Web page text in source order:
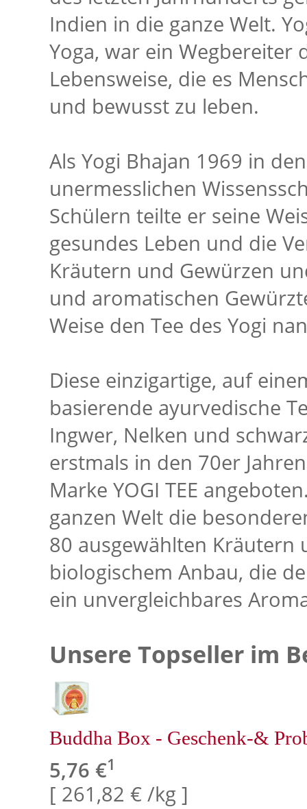
Indien in die ganze Welt.
Yoga, war ein Wegbereiter
Lebensweise, die es
und bewusst zu leben.
Als Yogi Bhajan 1969 in
unermesslichen
Schülern teilte er seine
gesundes Leben und die
Kräutern und Gewürzen
und aromatischen
Weise den Tee des Yogi
Diese einzigartige, auf
basierende ayurvedische
Ingwer, Nelken und
erstmals in den 70er
Marke YOGI TEE
ganzen Welt die
80 ausgewählten
biologischem Anbau, die
ein unvergleichbares
Unsere Topseller im
Buddha Box - Geschenk-&
5,76 €1
[ 261,82 € /kg ]